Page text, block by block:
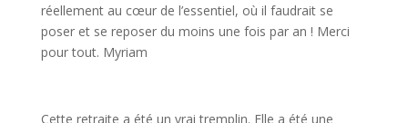
réellement au cœur de l’essentiel, où il faudrait se
poser et se reposer du moins une fois par an ! Merci
pour tout. Myriam
Cette retraite a été un vrai tremplin. Elle a été une